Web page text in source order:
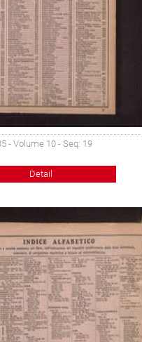
- Volume 10 - Seq: 19
Detail